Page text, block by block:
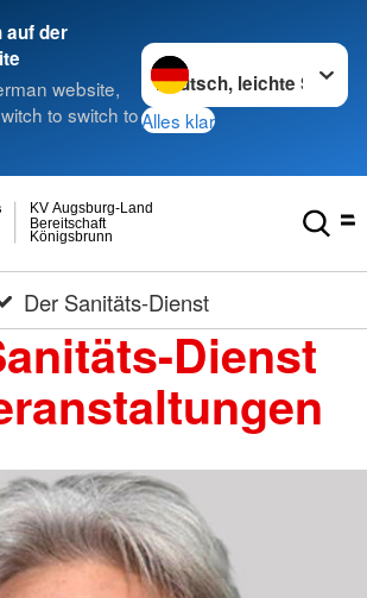
auf der
website,
to switch to
Sprache wechseln zu
Alles klar
Königsbrunn
Bereitschaft
KV Augsburg-Land
Der Sanitäts-Dienst
Dienst